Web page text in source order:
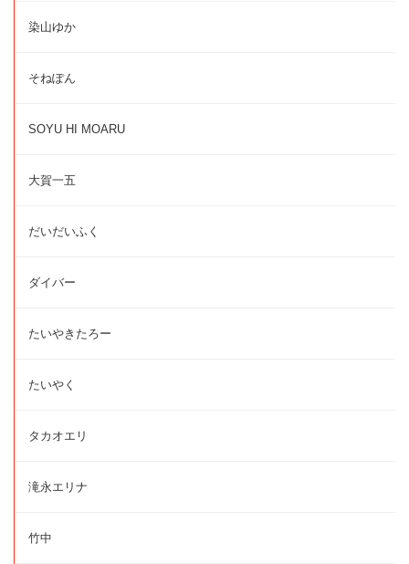
染山ゆか
そねぽん
SOYU HI MOARU
大賀一五
だいだいふく
ダイバー
たいやきたろー
たいやく
タカオエリ
滝永エリナ
竹中